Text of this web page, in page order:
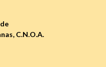
C.N.O.A.